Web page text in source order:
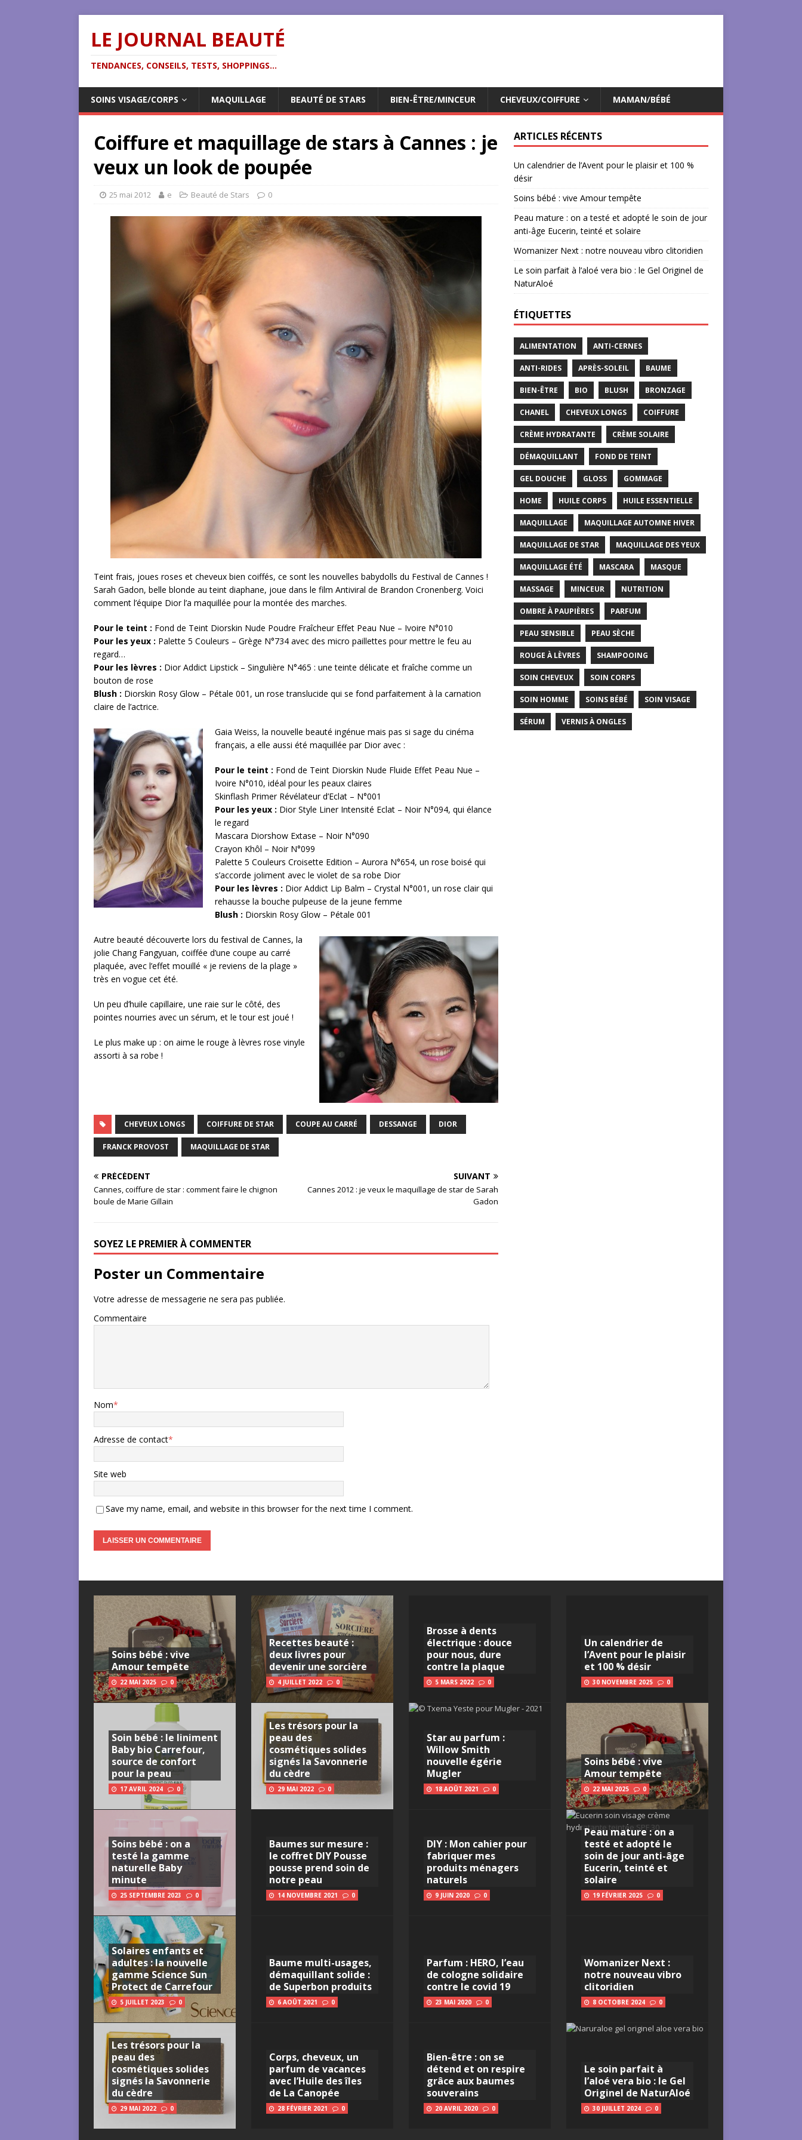
LE JOURNAL BEAUTÉ
TENDANCES, CONSEILS, TESTS, SHOPPINGS...
SOINS VISAGE/CORPS MAQUILLAGE BEAUTÉ DE STARS BIEN-ÊTRE/MINCEUR CHEVEUX/COIFFURE MAMAN/BÉBÉ
Coiffure et maquillage de stars à Cannes : je
veux un look de poupée
25 mai 2012 e Beauté de Stars 0
Teint frais, joues roses et cheveux bien coiffés, ce sont les nouvelles babydolls du Festival de Cannes !
Sarah Gadon, belle blonde au teint diaphane, joue dans le film Antiviral de Brandon Cronenberg. Voici
comment l’équipe Dior l’a maquillée pour la montée des marches.
Pour le teint : Fond de Teint Diorskin Nude Poudre Fraîcheur Effet Peau Nue – Ivoire N°010
Pour les yeux : Palette 5 Couleurs – Grège N°734 avec des micro paillettes pour mettre le feu au
regard…
Pour les lèvres : Dior Addict Lipstick – Singulière N°465 : une teinte délicate et fraîche comme un
bouton de rose
Blush : Diorskin Rosy Glow – Pétale 001, un rose translucide qui se fond parfaitement à la carnation
claire de l’actrice.
Gaia Weiss, la nouvelle beauté ingénue mais pas si sage du cinéma
français, a elle aussi été maquillée par Dior avec :
Pour le teint : Fond de Teint Diorskin Nude Fluide Effet Peau Nue –
Ivoire N°010, idéal pour les peaux claires
Skinflash Primer Révélateur d’Eclat – N°001
Pour les yeux : Dior Style Liner Intensité Eclat – Noir N°094, qui élance
le regard
Mascara Diorshow Extase – Noir N°090
Crayon Khôl – Noir N°099
Palette 5 Couleurs Croisette Edition – Aurora N°654, un rose boisé qui
s’accorde joliment avec le violet de sa robe Dior
Pour les lèvres : Dior Addict Lip Balm – Crystal N°001, un rose clair qui
rehausse la bouche pulpeuse de la jeune femme
Blush : Diorskin Rosy Glow – Pétale 001
Autre beauté découverte lors du festival de Cannes, la
jolie Chang Fangyuan, coiffée d’une coupe au carré
plaquée, avec l’effet mouillé « je reviens de la plage »
très en vogue cet été.
Un peu d’huile capillaire, une raie sur le côté, des
pointes nourries avec un sérum, et le tour est joué !
Le plus make up : on aime le rouge à lèvres rose vinyle
assorti à sa robe !
CHEVEUX LONGS COIFFURE DE STAR COUPE AU CARRÉ DESSANGE DIOR
FRANCK PROVOST MAQUILLAGE DE STAR
PRÉCÉDENT
Cannes, coiffure de star : comment faire le chignon
boule de Marie Gillain
SUIVANT
Cannes 2012 : je veux le maquillage de star de Sarah
Gadon
SOYEZ LE PREMIER À COMMENTER
Poster un Commentaire
Votre adresse de messagerie ne sera pas publiée.
Commentaire
Nom*
Adresse de contact*
Site web
Save my name, email, and website in this browser for the next time I comment.
ARTICLES RÉCENTS
Un calendrier de l’Avent pour le plaisir et 100 %
désir
Soins bébé : vive Amour tempête
Peau mature : on a testé et adopté le soin de jour
anti-âge Eucerin, teinté et solaire
Womanizer Next : notre nouveau vibro clitoridien
Le soin parfait à l’aloé vera bio : le Gel Originel de
NaturAloé
ÉTIQUETTES
ALIMENTATION ANTI-CERNES
ANTI-RIDES APRÈS-SOLEIL BAUME
BIEN-ÊTRE BIO BLUSH BRONZAGE
CHANEL CHEVEUX LONGS COIFFURE
CRÈME HYDRATANTE CRÈME SOLAIRE
DÉMAQUILLANT FOND DE TEINT
GEL DOUCHE GLOSS GOMMAGE
HOME HUILE CORPS HUILE ESSENTIELLE
MAQUILLAGE MAQUILLAGE AUTOMNE HIVER
MAQUILLAGE DE STAR MAQUILLAGE DES YEUX
MAQUILLAGE ÉTÉ MASCARA MASQUE
MASSAGE MINCEUR NUTRITION
OMBRE À PAUPIÈRES PARFUM
PEAU SENSIBLE PEAU SÈCHE
ROUGE À LÈVRES SHAMPOOING
SOIN CHEVEUX SOIN CORPS
SOIN HOMME SOINS BÉBÉ SOIN VISAGE
SÉRUM VERNIS À ONGLES
Soins bébé : vive
Amour tempête
22 MAI 2025 0
Soin bébé : le liniment
Baby bio Carrefour,
source de confort
pour la peau
17 AVRIL 2024 0
Soins bébé : on a
testé la gamme
naturelle Baby
minute
25 SEPTEMBRE 2023 0
Solaires enfants et
adultes : la nouvelle
gamme Science Sun
Protect de Carrefour
5 JUILLET 2023 0
Les trésors pour la
peau des
cosmétiques solides
signés la Savonnerie
du cèdre
29 MAI 2022 0
Recettes beauté :
deux livres pour
devenir une sorcière
4 JUILLET 2022 0
Les trésors pour la
peau des
cosmétiques solides
signés la Savonnerie
du cèdre
29 MAI 2022 0
Baumes sur mesure :
le coffret DIY Pousse
pousse prend soin de
notre peau
14 NOVEMBRE 2021 0
Baume multi-usages,
démaquillant solide :
de Superbon produits
6 AOÛT 2021 0
Corps, cheveux, un
parfum de vacances
avec l’Huile des îles
de La Canopée
28 FÉVRIER 2021 0
Brosse à dents
électrique : douce
pour nous, dure
contre la plaque
5 MARS 2022 0
Star au parfum :
Willow Smith
nouvelle égérie
Mugler
18 AOÛT 2021 0
DIY : Mon cahier pour
fabriquer mes
produits ménagers
naturels
9 JUIN 2020 0
Parfum : HERO, l’eau
de cologne solidaire
contre le covid 19
23 MAI 2020 0
Bien-être : on se
détend et on respire
grâce aux baumes
souverains
20 AVRIL 2020 0
Un calendrier de
l’Avent pour le plaisir
et 100 % désir
30 NOVEMBRE 2025 0
Soins bébé : vive
Amour tempête
22 MAI 2025 0
Peau mature : on a
testé et adopté le
soin de jour anti-âge
Eucerin, teinté et
solaire
19 FÉVRIER 2025 0
Womanizer Next :
notre nouveau vibro
clitoridien
8 OCTOBRE 2024 0
Le soin parfait à
l’aloé vera bio : le Gel
Originel de NaturAloé
30 JUILLET 2024 0